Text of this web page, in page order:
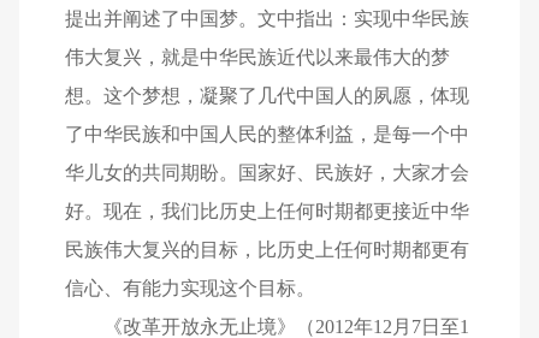
提出并阐述了中国梦。文中指出：实现中华民族
伟大复兴，就是中华民族近代以来最伟大的梦
想。这个梦想，凝聚了几代中国人的夙愿，体现
了中华民族和中国人民的整体利益，是每一个中
华儿女的共同期盼。国家好、民族好，大家才会
好。现在，我们比历史上任何时期都更接近中华
民族伟大复兴的目标，比历史上任何时期都更有
信心、有能力实现这个目标。
《改革开放永无止境》（2012年12月7日至1